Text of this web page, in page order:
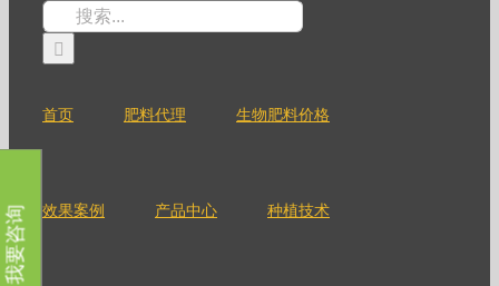
搜
索：
首页 肥料代理 生物肥料价格
效果案例 产品中心 种植技术
我要咨询